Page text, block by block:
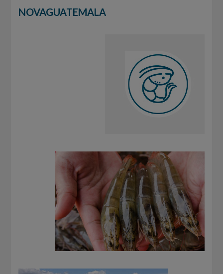
NOVAGUATEMALA